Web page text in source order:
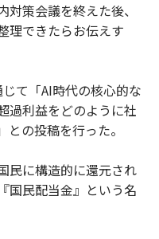
策会議を終えた後、
理できたらお伝えす
て「AI時代の核心的な
過利益をどのように社
の投稿を行った。
民に構造的に還元され
国民配当金』という名